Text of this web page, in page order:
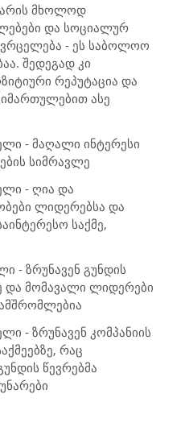
არის მხოლოდ
და სოციალურ
- ეს საბოლოო
შედეგად კი
რეპუტაცია და
ასე
- მაღალი ინტერესი
სიმრავლე
- ღია და
ლიდერებსა და
საქმე,
- ზრუნავენ გუნდის
და მომავალი ლიდერები
- ზრუნავენ კომპანიის
რაც
წევრებმა